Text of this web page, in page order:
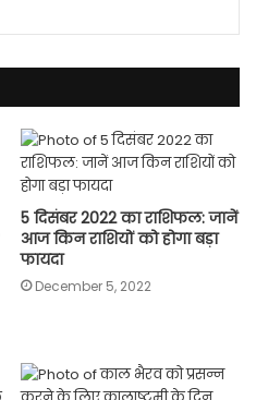
5 दिसंबर 2022 का राशिफल: जानें
आज किन राशियों को होगा बड़ा
फायदा
December 5, 2022